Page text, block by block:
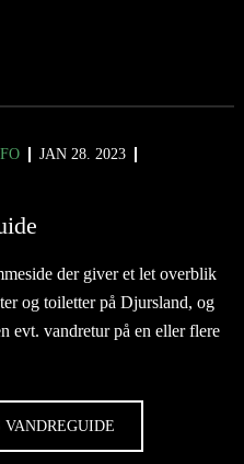
JAN 28. 2023
der giver et let overblik
og toiletter på Djursland, og
evt. vandretur på en eller flere